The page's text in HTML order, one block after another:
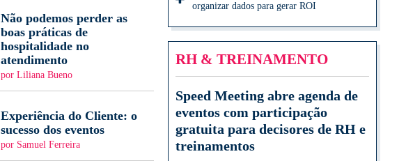
Não podemos perder as
boas práticas de
hospitalidade no
atendimento
por Liliana Bueno
Experiência do Cliente: o
sucesso dos eventos
por Samuel Ferreira
organizar dados para gerar ROI
RH & TREINAMENTO
Speed Meeting abre agenda de
eventos com participação
gratuita para decisores de RH e
treinamentos